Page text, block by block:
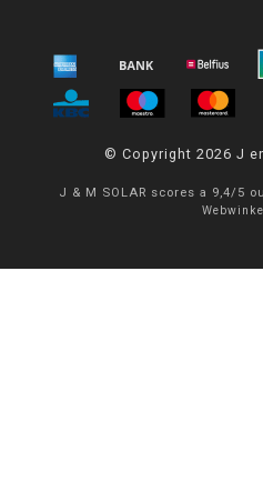
© Copyright 2026 J
J & M SOLAR scores a 9,4/ 5